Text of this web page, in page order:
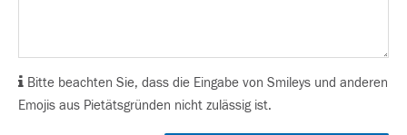
Bitte beachten Sie, dass die Eingabe von Smileys und anderen
Emojis aus Pietätsgründen nicht zulässig ist.